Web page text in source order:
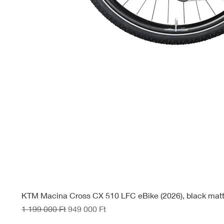
KTM Macina Cross CX 510 LFC eBike (2026), black matt
Szokásos ár
1 199 000 Ft Akciós ár
949 000 Ft